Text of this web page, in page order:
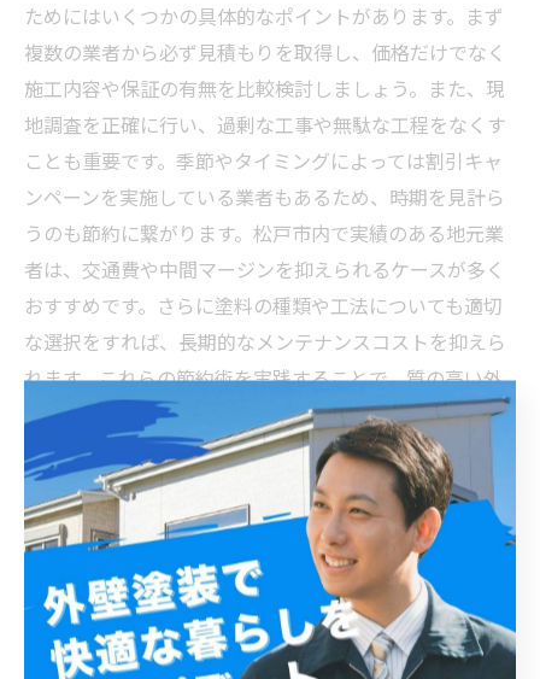
ためにはいくつかの具体的なポイントがあります。まず
複数の業者から必ず見積もりを取得し、価格だけでなく
施工内容や保証の有無を比較検討しましょう。また、現
地調査を正確に行い、過剰な工事や無駄な工程をなくす
ことも重要です。季節やタイミングによっては割引キャ
ンペーンを実施している業者もあるため、時期を見計ら
うのも節約に繋がります。松戸市内で実績のある地元業
者は、交通費や中間マージンを抑えられるケースが多く
おすすめです。さらに塗料の種類や工法についても適切
な選択をすれば、長期的なメンテナンスコストを抑えら
れます。これらの節約術を実践することで、質の高い外
壁塗装を無駄なく実現し、松戸市での住宅メンテナンス
を効率的に進められるでしょう。
節約しながら質を落とさない！松戸市で理想の外壁塗
装を成功させるために
松戸市で外壁塗装を検討する際、まず重要なのは複数社